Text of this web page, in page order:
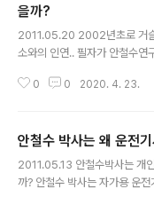
을까?
2011.05.20 2002년초로 거
소와의 인연.. 필자가 안철수
으로 옮긴다고 하자 가족들은
서 탄탄대로였던 시기라 작은
는 시선이 많았다. 잠시 면접
서 열심히 근무 중인데 낯선 헤
0 0 2020. 4. 23.
안철수 박사는 왜 운전
2011.05.13 안철수박사는 개
까? 안철수 박사는 자가용 운